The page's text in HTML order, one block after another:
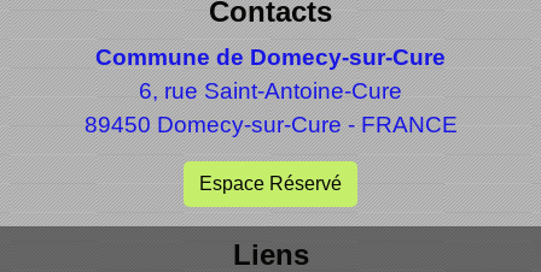
Contacts
Commune de Domecy-sur-Cure
6, rue Saint-Antoine-Cure
89450 Domecy-sur-Cure - FRANCE
Espace Réservé
Liens